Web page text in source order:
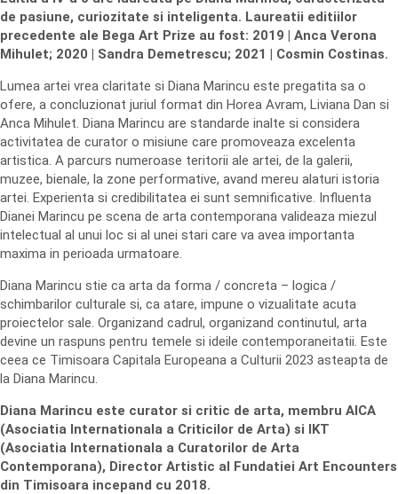
de pasiune, curiozitate si inteligenta. Laureatii editiilor
precedente ale Bega Art Prize au fost: 2019 | Anca Verona
Mihulet; 2020 | Sandra Demetrescu; 2021 | Cosmin Costinas.
Lumea artei vrea claritate si Diana Marincu este pregatita sa o
ofere, a concluzionat juriul format din Horea Avram, Liviana Dan si
Anca Mihulet. Diana Marincu are standarde inalte si considera
activitatea de curator o misiune care promoveaza excelenta
artistica. A parcurs numeroase teritorii ale artei, de la galerii,
muzee, bienale, la zone performative, avand mereu alaturi istoria
artei. Experienta si credibilitatea ei sunt semnificative. Influenta
Dianei Marincu pe scena de arta contemporana valideaza miezul
intelectual al unui loc si al unei stari care va avea importanta
maxima in perioada urmatoare.
Diana Marincu stie ca arta da forma / concreta – logica /
schimbarilor culturale si, ca atare, impune o vizualitate acuta
proiectelor sale. Organizand cadrul, organizand continutul, arta
devine un raspuns pentru temele si ideile contemporaneitatii. Este
ceea ce Timisoara Capitala Europeana a Culturii 2023 asteapta de
la Diana Marincu.
Diana Marincu este curator si critic de arta, membru AICA
(Asociatia Internationala a Criticilor de Arta) si IKT
(Asociatia Internationala a Curatorilor de Arta
Contemporana), Director Artistic al Fundatiei Art Encounters
din Timisoara incepand cu 2018.